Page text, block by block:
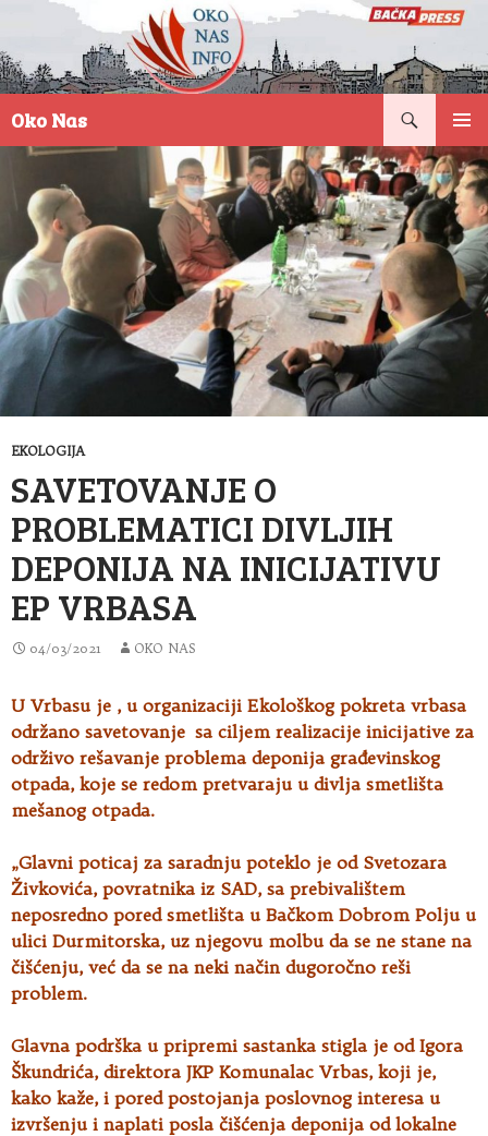
Oko Nas
NA
SADRŽAJ
EKOLOGIJA
SAVETOVANJE O
PROBLEMATICI DIVLJIH
DEPONIJA NA INICIJATIVU
EP VRBASA
04/03/2021 OKO NAS
U Vrbasu je , u organizaciji Ekološkog pokreta vrbasa
održano savetovanje sa ciljem realizacije inicijative za
održivo rešavanje problema deponija građevinskog
otpada, koje se redom pretvaraju u divlja smetlišta
mešanog otpada.
„Glavni poticaj za saradnju poteklo je od Svetozara
Živkovića, povratnika iz SAD, sa prebivalištem
neposredno pored smetlišta u Bačkom Dobrom Polju u
ulici Durmitorska, uz njegovu molbu da se ne stane na
čišćenju, već da se na neki način dugoročno reši
problem.
Glavna podrška u pripremi sastanka stigla je od Igora
Škundrića, direktora JKP Komunalac Vrbas, koji je,
kako kaže, i pored postojanja poslovnog interesa u
izvršenju i naplati posla čišćenja deponija od lokalne